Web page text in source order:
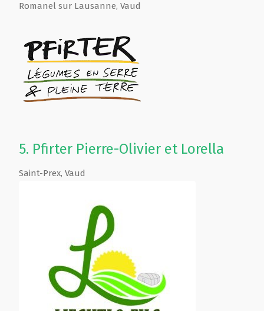
Romanel sur Lausanne, Vaud
5. Pfirter Pierre-Olivier et Lorella
Saint-Prex, Vaud